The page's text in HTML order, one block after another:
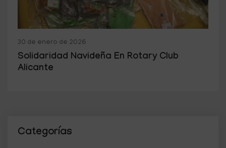
30 de enero de 2026
Solidaridad Navideña En Rotary Club
Alicante
Categorías